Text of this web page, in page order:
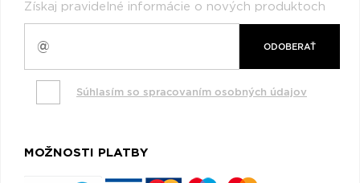
Získaj pravidelné informácie o nových produktoch
ODOBERAŤ
Súhlasím so spracovaním osobných údajov
MOŽNOSTI PLATBY